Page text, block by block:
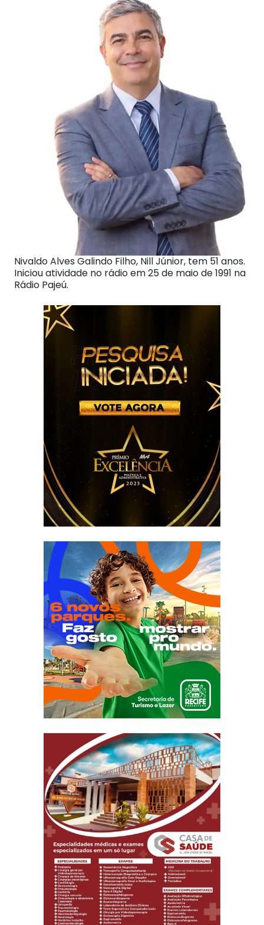
Nivaldo Alves Galindo Filho, Nill Júnior, tem 51 anos.
Iniciou atividade no rádio em 25 de maio de 1991 na
Rádio Pajeú.